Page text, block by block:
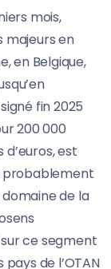
mois,
majeurs en
en Belgique,
fin 2025
200 000
est
de la
ce segment
de l’OTAN